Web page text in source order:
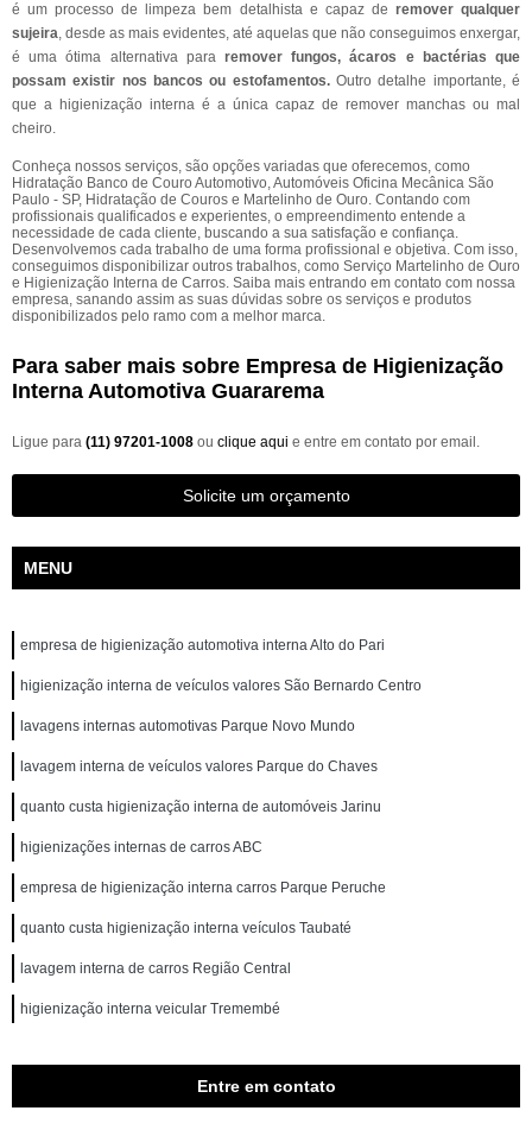
é um processo de limpeza bem detalhista e capaz de remover qualquer
sujeira, desde as mais evidentes, até aquelas que não conseguimos enxergar,
é uma ótima alternativa para remover fungos, ácaros e bactérias que
possam existir nos bancos ou estofamentos.Outro detalhe importante, é
que a higienização interna é a única capaz de remover manchas ou mal
cheiro.
Conheça nossos serviços, são opções variadas que oferecemos, como
Hidratação Banco de Couro Automotivo, Automóveis Oficina Mecânica São
Paulo - SP, Hidratação de Couros e Martelinho de Ouro. Contando com
profissionais qualificados e experientes, o empreendimento entende a
necessidade de cada cliente, buscando a sua satisfação e confiança.
Desenvolvemos cada trabalho de uma forma profissional e objetiva. Com isso,
conseguimos disponibilizar outros trabalhos, como Serviço Martelinho de Ouro
e Higienização Interna de Carros. Saiba mais entrando em contato com nossa
empresa, sanando assim as suas dúvidas sobre os serviços e produtos
disponibilizados pelo ramo com a melhor marca.
Para saber mais sobre Empresa de Higienização
Interna Automotiva Guararema
Ligue para (11) 97201-1008 ou clique aqui e entre em contato por email.
Solicite um orçamento
MENU
empresa de higienização automotiva interna Alto do Pari
higienização interna de veículos valores São Bernardo Centro
lavagens internas automotivas Parque Novo Mundo
lavagem interna de veículos valores Parque do Chaves
quanto custa higienização interna de automóveis Jarinu
higienizações internas de carros ABC
empresa de higienização interna carros Parque Peruche
quanto custa higienização interna veículos Taubaté
lavagem interna de carros Região Central
higienização interna veicular Tremembé
Entre em contato